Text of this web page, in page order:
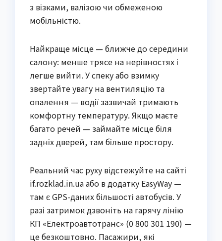
з візками, валізою чи обмеженою
мобільністю.
Найкраще місце — ближче до середини
салону: менше трясе на нерівностях і
легше вийти. У спеку або взимку
звертайте увагу на вентиляцію та
опалення — водії зазвичай тримають
комфортну температуру. Якщо маєте
багато речей — займайте місце біля
задніх дверей, там більше простору.
Реальний час руху відстежуйте на сайті
if.rozklad.in.ua або в додатку EasyWay —
там є GPS-даних більшості автобусів. У
разі затримок дзвоніть на гарячу лінію
КП «Електроавтотранс» (0 800 301 190) —
це безкоштовно. Пасажири, які